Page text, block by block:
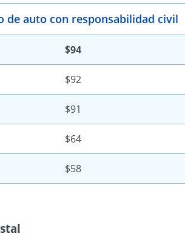
de auto con responsabilidad civil
$94
$92
$91
$64
$58